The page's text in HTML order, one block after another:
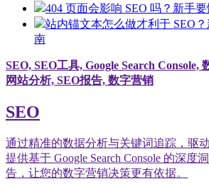
404 页面会影响 SEO 吗？新手
站内锚文本怎么做才利于 SEO
南
SEO, SEO工具, Google Search Console,
网站分析, SEO报告, 数字营销
SEO
通过精准的数据分析与关键词追踪，驱
提供基于 Google Search Console 的深度
告，让您的数字营销决策更有依据。